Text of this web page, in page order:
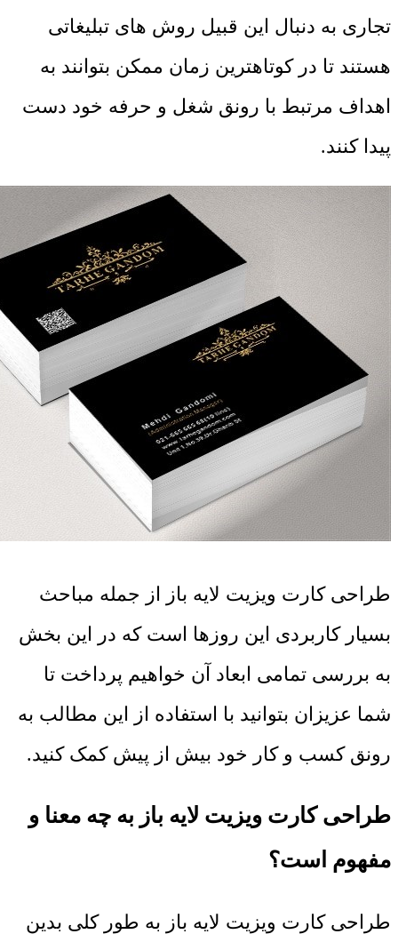
تجاری به دنبال این قبیل روش های تبلیغاتی
هستند تا در کوتاهترین زمان ممکن بتوانند به
اهداف مرتبط با رونق شغل و حرفه خود دست
پیدا کنند.
طراحی کارت ویزیت لایه باز از جمله مباحث
بسیار کاربردی این روزها است که در این بخش
به بررسی تمامی ابعاد آن خواهیم پرداخت تا
شما عزیزان بتوانید با استفاده از این مطالب به
رونق کسب و کار خود بیش از پیش کمک کنید.
طراحی کارت ویزیت لایه باز به چه معنا و
مفهوم است؟
طراحی کارت ویزیت لایه باز به طور کلی بدین